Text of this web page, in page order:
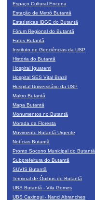
Espaço Cultural Encena
Estação de Metrô Butantã
Estatísticas IBGE do Butantã
Fórum Regional do Butantã
Fotos Butantã
Instituto de Geociências da USP
História do Butantã
Hospital Iguatemi
Hospital SES Vital Brazil
Hospital Universitário da USP
Makro Butantã
Mapa Butantã
Monumentos no Butantã
Morada da Floresta
Movimento Butantã Urgente
Notícias Butantã
Pronto Socorro Municipal do Butantã
Subprefeitura do Butantã
SUVIS Butantã
Terminal de Ônibus do Butantã
UBS Butantã - Vila Gomes
UBS Caxingui - Nanci Abranches